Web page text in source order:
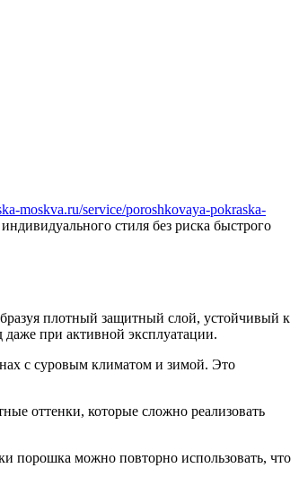
moskva.ru/service/poroshkovaya-pokraska-
стиля без риска быстрого
плотный защитный слой, устойчивый к
при активной эксплуатации.
с суровым климатом и зимой. Это
оттенки, которые сложно реализовать
порошка можно повторно использовать, что